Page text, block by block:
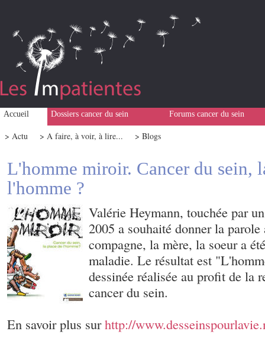
Accueil Dossiers cancer du sein Forums cancer du sein
> Actu > A faire, à voir, à lire... > Blogs
L'homme miroir. Cancer du sein,
l'homme ?
Valérie Heymann, touchée par
2005 a souhaité donner la
compagne, la mère, la soeur a
maladie. Le résultat est
dessinée réalisée au profit de la
cancer du sein.
En savoir plus surhttp://